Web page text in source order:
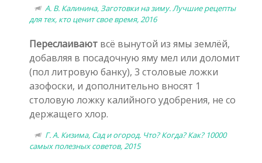
А. В. Калинина, Заготовки на зиму. Лучшие рецепты
для тех, кто ценит свое время, 2016
Переслаивают всё вынутой из ямы землёй,
добавляя в посадочную яму мел или доломит
(пол литровую банку), 3 столовые ложки
азофоски, и дополнительно вносят 1
столовую ложку калийного удобрения, не со
держащего хлор.
Г. А. Кизима, Сад и огород. Что? Когда? Как? 10000
самых полезных советов, 2015